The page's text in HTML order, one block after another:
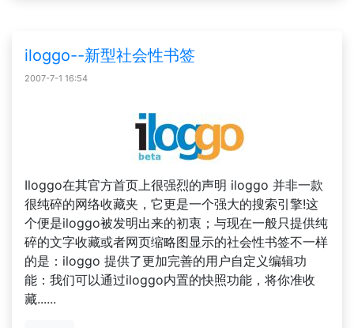
iloggo--新型社会性书签
2007-7-1 16:54
Iloggo在其官方首页上很强烈的声明 iloggo 并非一款
很纯碎的网络收藏夹，它更是一个强大的搜索引擎!这
个便是iloggo被发明出来的初衷；与现在一般只提供纯
碎的文字收藏或者网页缩略图显示的社会性书签不一样
的是：iloggo 提供了更加完善的用户自定义编辑功
能：我们可以通过iloggo内置的快照功能，将你准收
藏......